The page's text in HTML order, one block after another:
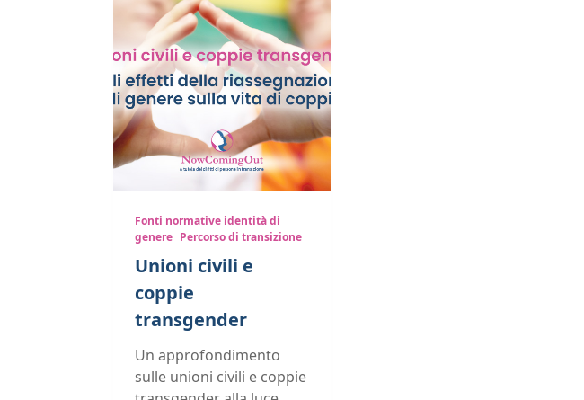
Fonti normative identità di
genere Percorso di transizione
Unioni civili e
coppie
transgender
Un approfondimento
sulle unioni civili e coppie